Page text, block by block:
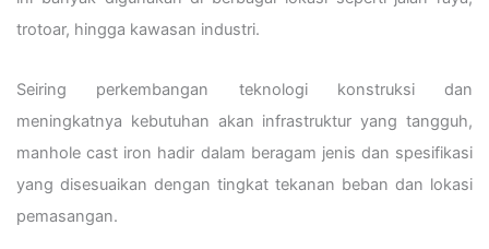
trotoar, hingga kawasan industri.
Seiring perkembangan teknologi konstruksi dan
meningkatnya kebutuhan akan infrastruktur yang tangguh,
manhole cast iron hadir dalam beragam jenis dan spesifikasi
yang disesuaikan dengan tingkat tekanan beban dan lokasi
pemasangan.